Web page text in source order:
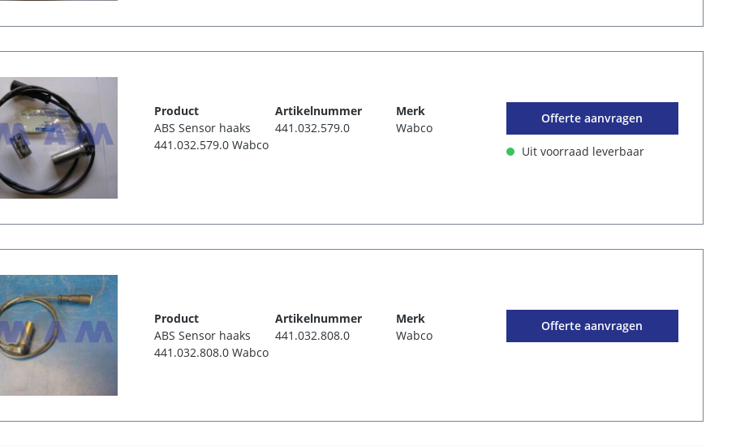
Product
ABS Sensor haaks
441.032.579.0 Wabco
Artikelnummer
441.032.579.0
Merk
Wabco
Offerte aanvragen
Uit voorraad leverbaar
Product
ABS Sensor haaks
441.032.808.0 Wabco
Artikelnummer
441.032.808.0
Merk
Wabco
Offerte aanvragen